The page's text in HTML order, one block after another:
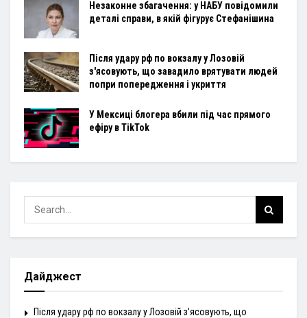
Незаконне збагачення: у НАБУ повідомили
деталі справи, в якій фігурує Стефанішина
Після удару рф по вокзалу у Лозовій
з'ясовують, що завадило врятувати людей
попри попередження і укриття
У Мексиці блогера вбили під час прямого
ефіру в TikTok
Дайджест
Після удару рф по вокзалу у Лозовій з'ясовують, що